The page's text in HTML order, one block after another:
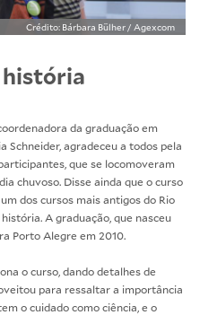
Crédito: Bárbara Bülher / Agexcom
história
da graduação em
Schneider, agradeceu a todos pela
que se locomoveram
chuvoso. Disse ainda que o curso
dos cursos mais antigos do Rio
A graduação, que nasceu
Porto Alegre em 2010.
o curso, dando detalhes de
para ressaltar a importância
o cuidado como ciência, e o